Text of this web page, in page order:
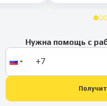
Нужна помощь с